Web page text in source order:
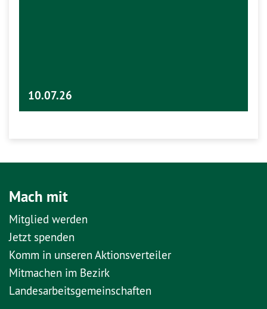
10.07.26
Mach mit
Mitglied werden
Jetzt spenden
Komm in unseren Aktionsverteiler
Mitmachen im Bezirk
Landesarbeitsgemeinschaften